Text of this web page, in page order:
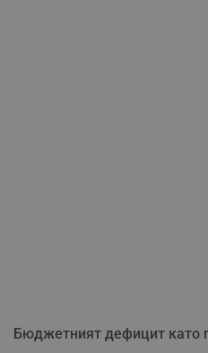
Бюджетният дефицит като